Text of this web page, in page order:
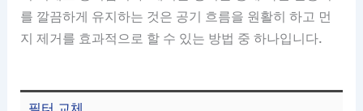
를 깔끔하게 유지하는 것은 공기 흐름을 원활히 하고 먼
지 제거를 효과적으로 할 수 있는 방법 중 하나입니다.